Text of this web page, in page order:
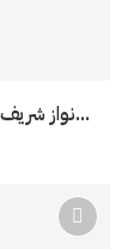
نواز شریف کا پاک فوج کے آپریشن عزم پاکستان کی حمایت کا...